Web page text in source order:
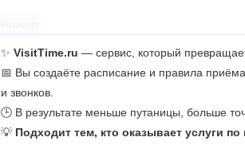
✨ VisitTime.ru — сервис, который
📅 Вы создаёте расписание и правила
и звонков.
🕒 В результате меньше путаницы, больше
💡 Подходит тем, кто оказывает услуги